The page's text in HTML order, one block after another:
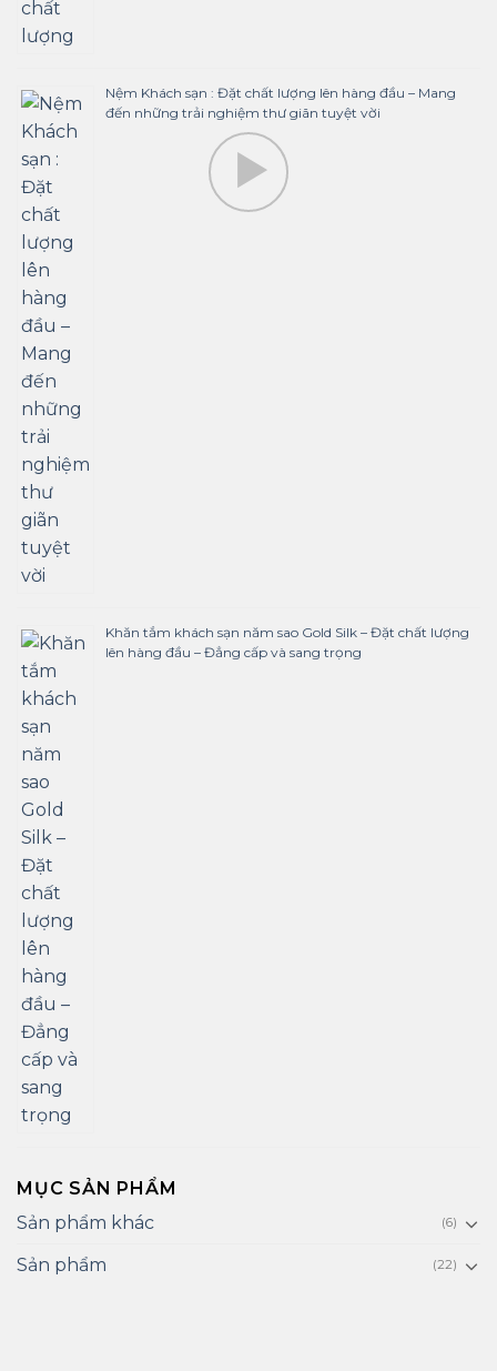
Nệm Khách sạn : Đặt chất lượng lên hàng đầu – Mang
đến những trải nghiệm thư giãn tuyệt vời
Khăn tắm khách sạn năm sao Gold Silk – Đặt chất lượng
lên hàng đầu – Đẳng cấp và sang trọng
MỤC SẢN PHẨM
Sản phẩm khác
(6)
Sản phẩm (22)